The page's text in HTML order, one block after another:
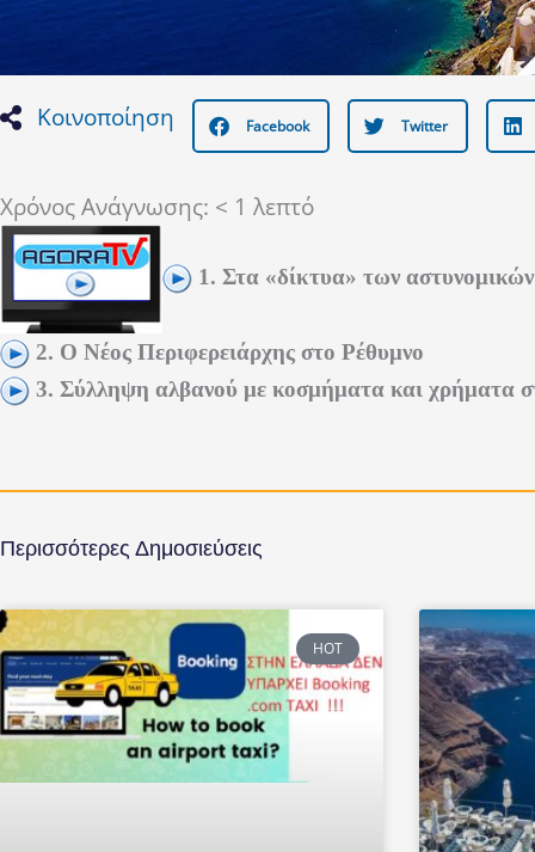
Κοινοποίηση Facebook Twitter
Χρόνος Ανάγνωσης: < 1 λεπτό
1. Στα «δίκτυα» των
2. Ο Νέος Περιφερειάρχης στο Ρέθυμνο
3. Σύλληψη αλβανού με κοσμήματα και χρήματα
Περισσότερες Δημοσιεύσεις
HOT